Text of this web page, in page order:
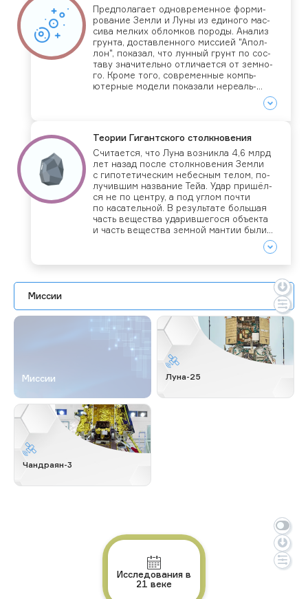
Пред­по­лага­ет од­новре­мен­ное фор­ми­
рова­ние Зем­ли и Лу­ны из еди­ного мас­
си­ва мел­ких об­ломков по­роды. Ана­лиз
грун­та, дос­тавлен­но­го мис­си­ей "Апол­
лон", по­казал, что лун­ный грунт по сос­
та­ву зна­читель­но от­ли­ча­ет­ся от зем­но­
го. Кро­ме то­го, сов­ре­мен­ные компь­
ютер­ные мо­дели по­каза­ли не­ре­аль­
ность от­де­ления от Зем­ли мас­сивно­го
те­ла под дей­стви­ем цен­тро­беж­ных сил.
Те­ории Ги­гант­ско­го стол­кно­вения
Счи­та­ет­ся, что Лу­на воз­никла 4,6 млрд
лет на­зад пос­ле стол­кно­вения Зем­ли
с ги­поте­тичес­ким не­бес­ным те­лом, по­
лучив­шим наз­ва­ние Тейа. Удар при­шёл­
ся не по цен­тру, а под уг­лом поч­ти
по ка­сатель­ной. В ре­зуль­та­те боль­шая
часть ве­щес­тва уда­рив­ше­гося объ­ек­та
и часть ве­щес­тва зем­ной ман­тии бы­ли
Из этих об­ломков соб­ра­лась про­то-Лу­на
и ста­ла об­ра­щать­ся по ор­би­те с ра­ди­
вре­мя счи­та­ет­ся ос­новной
Миссии
Миссии Луна-25
Чандраян-3
Исследования в
21 веке